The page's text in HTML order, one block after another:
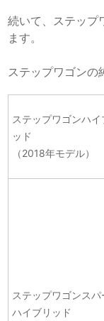
続いて、ステップ
ます。
ステップワゴンの
ステップワゴンハイ
ッド
（2018年モデル）
ステップワゴンスパ
ハイブリッド